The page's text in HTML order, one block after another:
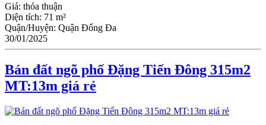
Giá: thỏa thuận
Diện tích: 71 m²
Quận/Huyện: Quận Đống Đa
30/01/2025
Bán đất ngõ phố Đặng Tiến Đông 315m2
MT:13m giá rẻ